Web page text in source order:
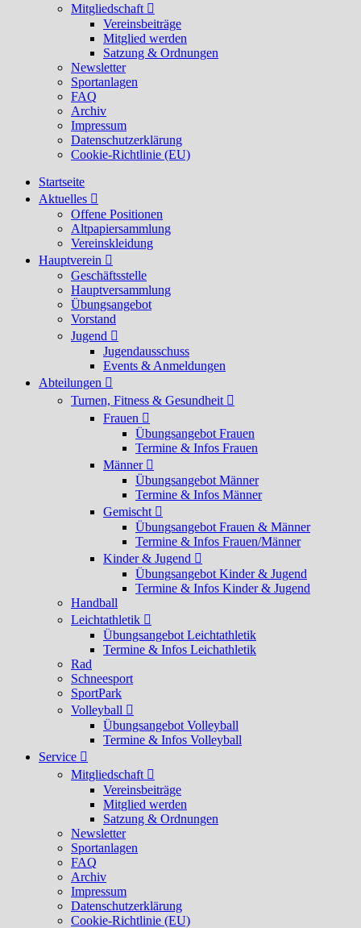
Mitgliedschaft
Vereinsbeiträge
Mitglied werden
Satzung & Ordnungen
Newsletter
Sportanlagen
FAQ
Archiv
Impressum
Datenschutzerklärung
Cookie-Richtlinie (EU)
Startseite
Aktuelles
Offene Positionen
Altpapiersammlung
Vereinskleidung
Hauptverein
Geschäftsstelle
Hauptversammlung
Übungsangebot
Vorstand
Jugend
Jugendausschuss
Events & Anmeldungen
Abteilungen
Turnen, Fitness & Gesundheit
Frauen
Übungsangebot Frauen
Termine & Infos Frauen
Männer
Übungsangebot Männer
Termine & Infos Männer
Gemischt
Übungsangebot Frauen & Männer
Termine & Infos Frauen/Männer
Kinder & Jugend
Übungsangebot Kinder & Jugend
Termine & Infos Kinder & Jugend
Handball
Leichtathletik
Übungsangebot Leichtathletik
Termine & Infos Leichathletik
Rad
Schneesport
SportPark
Volleyball
Übungsangebot Volleyball
Termine & Infos Volleyball
Service
Mitgliedschaft
Vereinsbeiträge
Mitglied werden
Satzung & Ordnungen
Newsletter
Sportanlagen
FAQ
Archiv
Impressum
Datenschutzerklärung
Cookie-Richtlinie (EU)